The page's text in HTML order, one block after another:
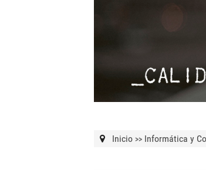
Inicio >> Informática y